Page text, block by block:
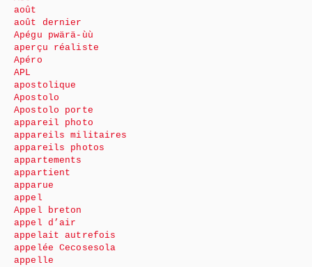
août
août dernier
Apégu pwärä-ùù
aperçu réaliste
Apéro
APL
apostolique
Apostolo
Apostolo porte
appareil photo
appareils militaires
appareils photos
appartements
appartient
apparue
appel
Appel breton
appel d’air
appelait autrefois
appelée Cecosesola
appelle